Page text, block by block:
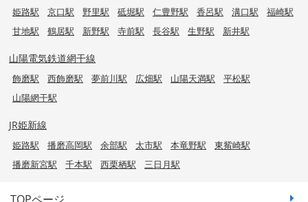
姫路駅 京口駅 野里駅 砥堀駅 仁豊野駅 香呂駅 溝口駅
福崎駅
甘地駅
鶴居駅 新野駅 寺前駅 長谷駅 生野駅 新井駅
山陽電気鉄道網干線
飾磨駅 西飾磨駅 夢前川駅 広畑駅 山陽天満駅
平松駅
山陽網干駅
JR姫新線
姫路駅 播磨高岡駅 余部駅 太市駅 本竜野駅
東觜崎駅
播磨新宮駅
千本駅 西栗栖駅 三日月駅